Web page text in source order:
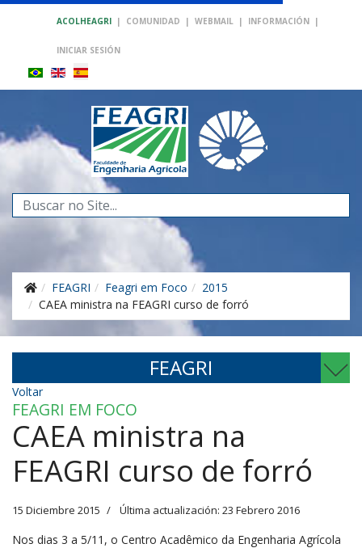
ACOLHEAGRI | COMUNIDAD | WEBMAIL | INFORMACIÓN |
INICIAR SESIÓN
Buscar...
FEAGRI Feagri em Foco
2015
CAEA ministra na FEAGRI curso de forró
FEAGRI
Voltar
FEAGRI EM FOCO
CAEA ministra na
FEAGRI curso de forró
15 Diciembre 2015 Última actualización: 23 Febrero 2016
Nos dias 3 a 5/11, o Centro Acadêmico da Engenharia Agrícola